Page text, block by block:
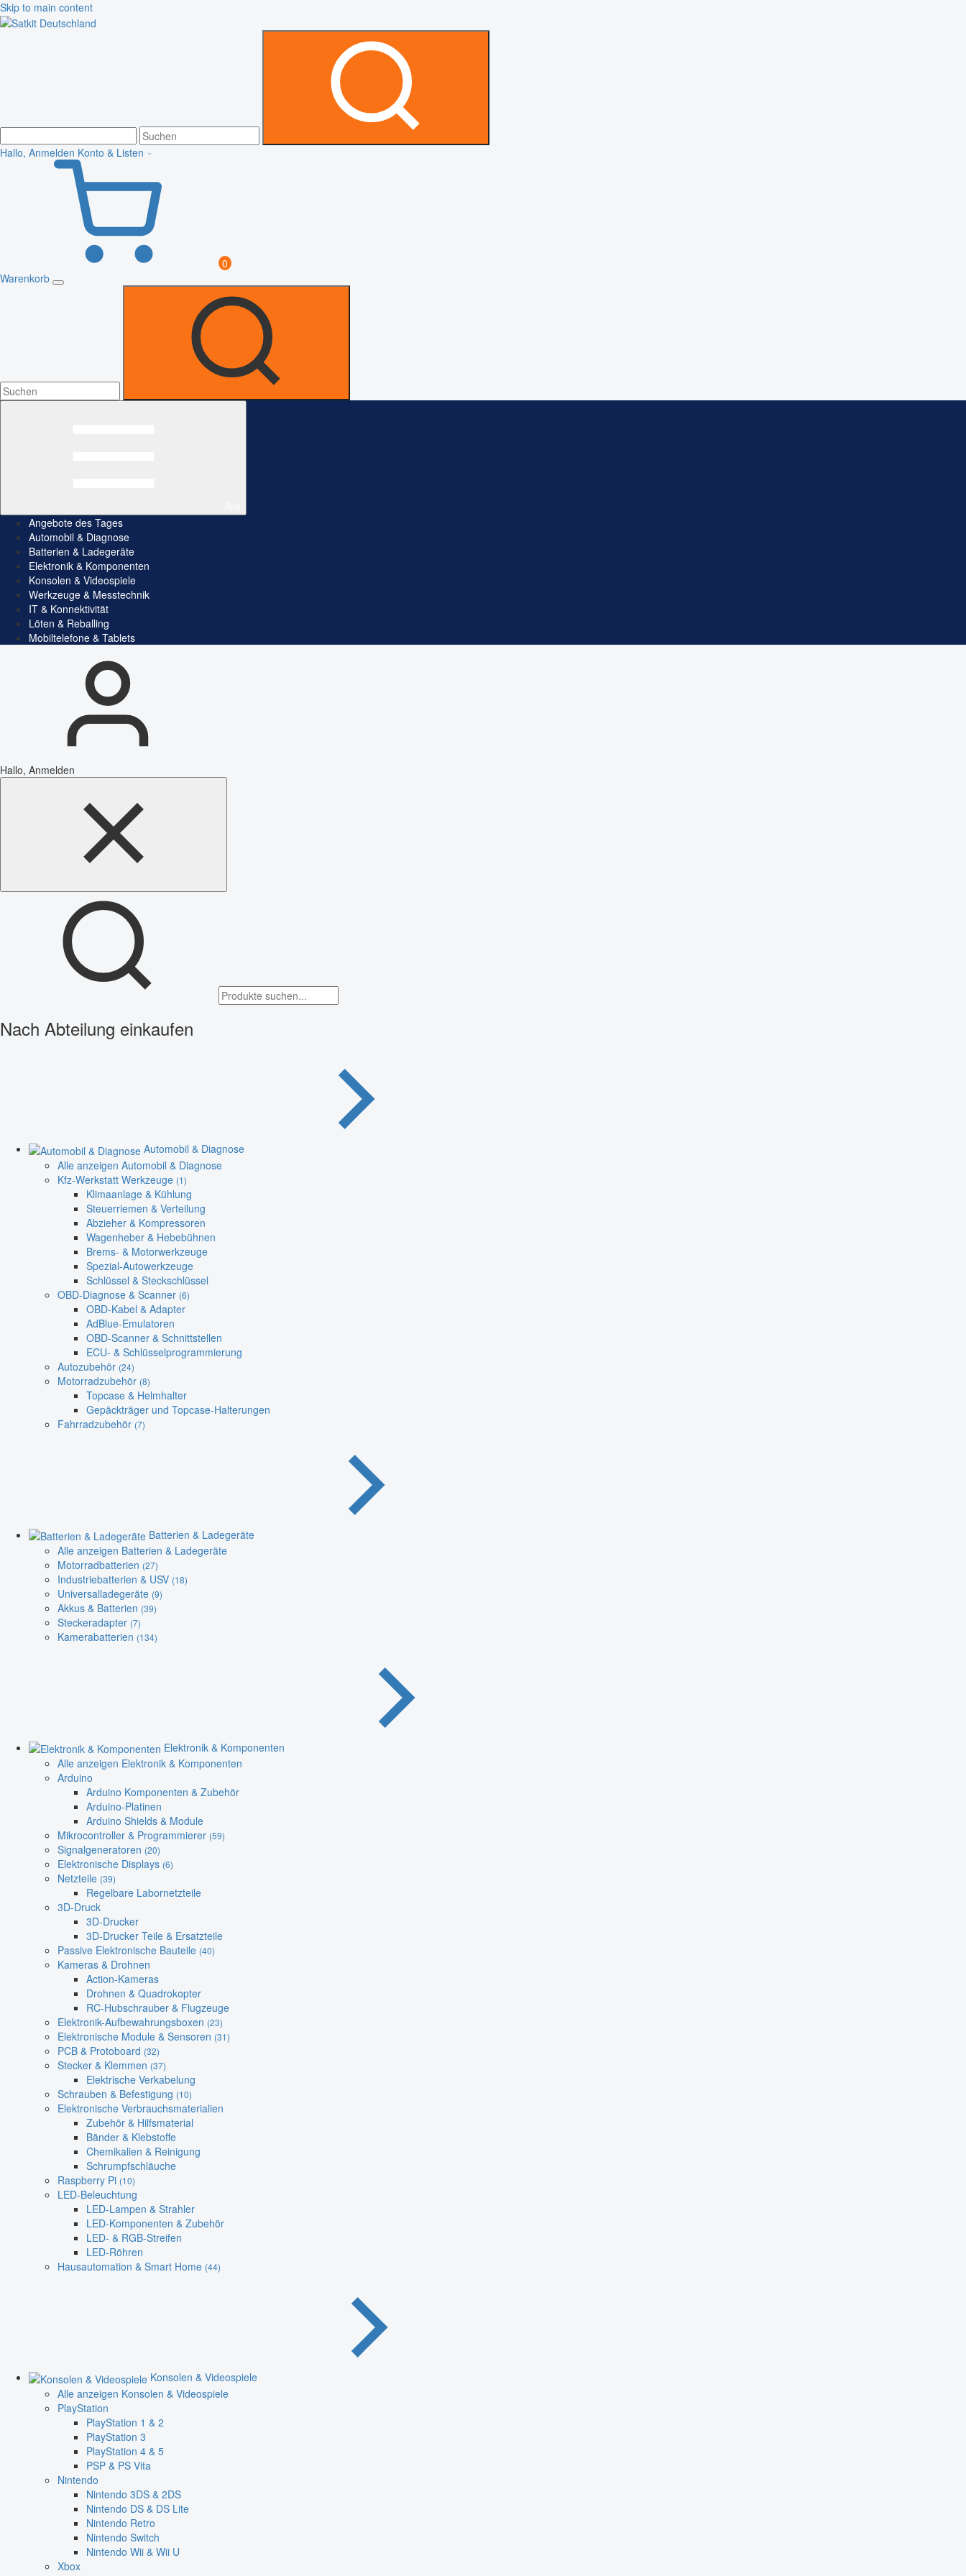
Skip to main content
Hallo, Anmelden Konto & Listen
0
Warenkorb
Angebote des Tages
Automobil & Diagnose
Batterien & Ladegeräte
Elektronik & Komponenten
Konsolen & Videospiele
Werkzeuge & Messtechnik
IT & Konnektivität
Löten & Reballing
Mobiltelefone & Tablets
Hallo, Anmelden
Nach Abteilung einkaufen
Automobil & Diagnose
Alle anzeigen Automobil & Diagnose
Kfz-Werkstatt Werkzeuge (1)
Klimaanlage & Kühlung
Steuerriemen & Verteilung
Abzieher & Kompressoren
Wagenheber & Hebebühnen
Brems- & Motorwerkzeuge
Spezial-Autowerkzeuge
Schlüssel & Steckschlüssel
OBD-Diagnose & Scanner (6)
OBD-Kabel & Adapter
AdBlue-Emulatoren
OBD-Scanner & Schnittstellen
ECU- & Schlüsselprogrammierung
Autozubehör (24)
Motorradzubehör (8)
Topcase & Helmhalter
Gepäckträger und Topcase-Halterungen
Fahrradzubehör (7)
Batterien & Ladegeräte
Alle anzeigen Batterien & Ladegeräte
Motorradbatterien (27)
Industriebatterien & USV (18)
Universalladegeräte (9)
Akkus & Batterien (39)
Steckeradapter (7)
Kamerabatterien (134)
Elektronik & Komponenten
Alle anzeigen Elektronik & Komponenten
Arduino
Arduino Komponenten & Zubehör
Arduino-Platinen
Arduino Shields & Module
Mikrocontroller & Programmierer (59)
Signalgeneratoren (20)
Elektronische Displays (6)
Netzteile (39)
Regelbare Labornetzteile
3D-Druck
3D-Drucker
3D-Drucker Teile & Ersatzteile
Passive Elektronische Bauteile (40)
Kameras & Drohnen
Action-Kameras
Drohnen & Quadrokopter
RC-Hubschrauber & Flugzeuge
Elektronik-Aufbewahrungsboxen (23)
Elektronische Module & Sensoren (31)
PCB & Protoboard (32)
Stecker & Klemmen (37)
Elektrische Verkabelung
Schrauben & Befestigung (10)
Elektronische Verbrauchsmaterialien
Zubehör & Hilfsmaterial
Bänder & Klebstoffe
Chemikalien & Reinigung
Schrumpfschläuche
Raspberry Pi (10)
LED-Beleuchtung
LED-Lampen & Strahler
LED-Komponenten & Zubehör
LED- & RGB-Streifen
LED-Röhren
Hausautomation & Smart Home (44)
Konsolen & Videospiele
Alle anzeigen Konsolen & Videospiele
PlayStation
PlayStation 1 & 2
PlayStation 3
PlayStation 4 & 5
PSP & PS Vita
Nintendo
Nintendo 3DS & 2DS
Nintendo DS & DS Lite
Nintendo Retro
Nintendo Switch
Nintendo Wii & Wii U
Xbox